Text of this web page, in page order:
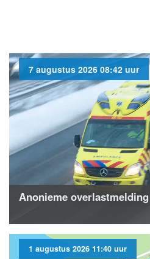
7 augustus 2026 08:42 uur
Anonieme
1 augustus 2026 11:40 uur